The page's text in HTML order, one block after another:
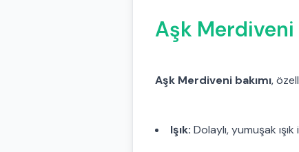
Aşk Merdiveni
Aşk Merdiveni bakımı,
Işık: Dolaylı, yumuşak